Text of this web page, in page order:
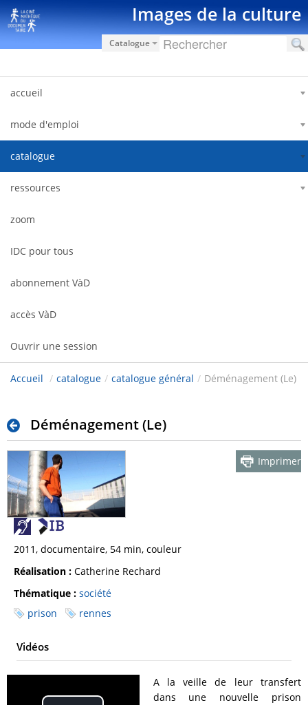
Saut au contenu Images de la culture
Catalogue
accueil
mode d'emploi
catalogue
ressources
zoom
IDC pour tous
abonnement VàD
accès VàD
Ouvrir une session
Accueil / catalogue / catalogue général / Déménagement (Le)
Déménagement (Le)
Imprimer
2011, documentaire, 54 min, couleur
Réalisation : Catherine Rechard
Thématique : société
prison
rennes
Vidéos
A la veille de leur transfert
dans une nouvelle prison